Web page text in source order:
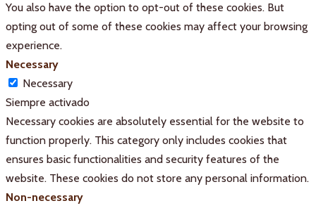
You also have the option to opt-out of these cookies. But
opting out of some of these cookies may affect your browsing
experience.
Necessary
Necessary
Siempre activado
Necessary cookies are absolutely essential for the website to
function properly. This category only includes cookies that
ensures basic functionalities and security features of the
website. These cookies do not store any personal information.
Non-necessary